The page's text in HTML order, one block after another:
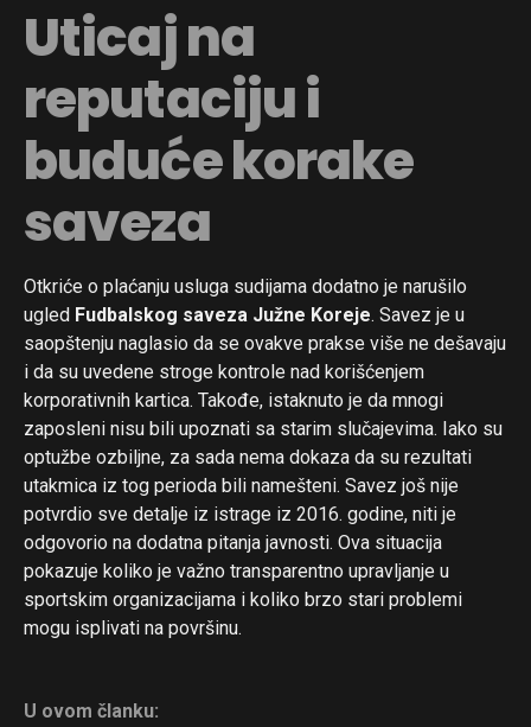
Uticaj na
reputaciju i
buduće korake
saveza
Otkriće o plaćanju usluga sudijama dodatno je narušilo
ugled Fudbalskog saveza Južne Koreje. Savez je u
saopštenju naglasio da se ovakve prakse više ne dešavaju
i da su uvedene stroge kontrole nad korišćenjem
korporativnih kartica. Takođe, istaknuto je da mnogi
zaposleni nisu bili upoznati sa starim slučajevima. Iako su
optužbe ozbiljne, za sada nema dokaza da su rezultati
utakmica iz tog perioda bili namešteni. Savez još nije
potvrdio sve detalje iz istrage iz 2016. godine, niti je
odgovorio na dodatna pitanja javnosti. Ova situacija
pokazuje koliko je važno transparentno upravljanje u
sportskim organizacijama i koliko brzo stari problemi
mogu isplivati na površinu.
U ovom članku: